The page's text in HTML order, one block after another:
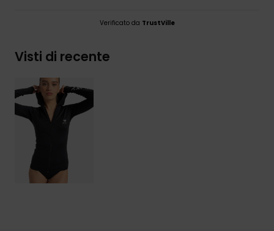
Verificato da TrustVille
Visti di recente